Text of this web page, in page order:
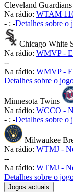
Cleveland Guardians
Na rádio: WTAM
- : -Detalhes sobre o
Chicago White
Na rádio: WMVP -
--
Na rádio: WMVP -
Detalhes sobre o
Minnesota Twins
Na rádio: WCCO -
- : -Detalhes sobre o
Milwaukee
Na rádio: WTMJ -
--
Na rádio: WTMJ -
Detalhes sobre o
Jogos actuais